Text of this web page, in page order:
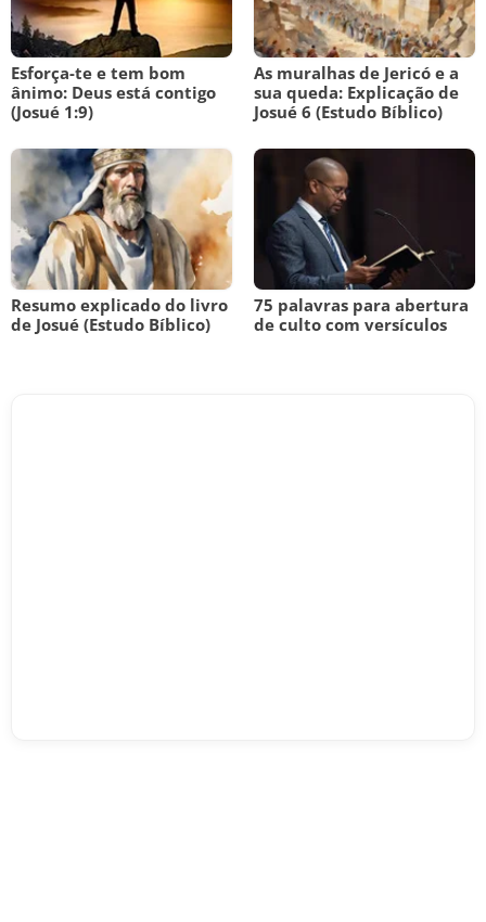
Esforça-te e tem bom
ânimo: Deus está contigo
(Josué 1:9)
As muralhas de Jericó e a
sua queda: Explicação de
Josué 6 (Estudo Bíblico)
Resumo explicado do livro
de Josué (Estudo Bíblico)
75 palavras para abertura
de culto com versículos